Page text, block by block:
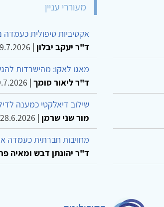
מעוררי עניין
אקטיביות טיפולית
ד"ר יעקב יבלון |
9.7.2026
מאגו לאקו: מהישרדות
ד"ר ליאור סומך |
שילוב דיאלקטי כמענה
מור שני שרמן |
28.6.2026
מחויבות חברתית כעמדה
ד"ר יהונתן דבש ומאיה